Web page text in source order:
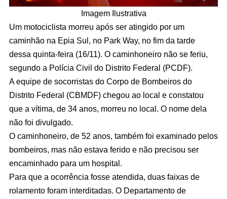
Imagem Ilustrativa
Um motociclista morreu após ser atingido por um
caminhão na Epia Sul, no Park Way, no fim da tarde
dessa quinta-feira (16/11). O caminhoneiro não se feriu,
segundo a Polícia Civil do Distrito Federal (PCDF).
A equipe de socorristas do Corpo de Bombeiros do
Distrito Federal (CBMDF) chegou ao local e constatou
que a vítima, de 34 anos, morreu no local. O nome dela
não foi divulgado.
O caminhoneiro, de 52 anos, também foi examinado pelos
bombeiros, mas não estava ferido e não precisou ser
encaminhado para um hospital.
Para que a ocorrência fosse atendida, duas faixas de
rolamento foram interditadas. O Departamento de